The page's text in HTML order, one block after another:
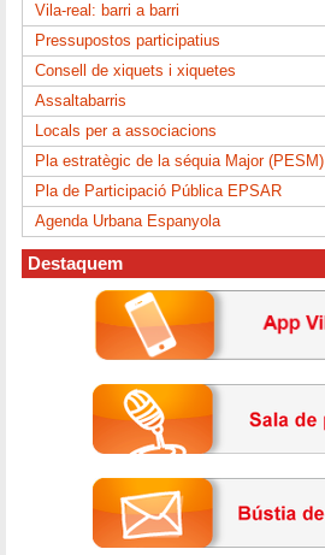
Vila-real: barri a barri
Pressupostos participatius
Consell de xiquets i xiquetes
Assaltabarris
Locals per a associacions
Pla estratègic de la séquia Major (PESM)
Pla de Participació Pública EPSAR
Agenda Urbana Espanyola
Destaquem